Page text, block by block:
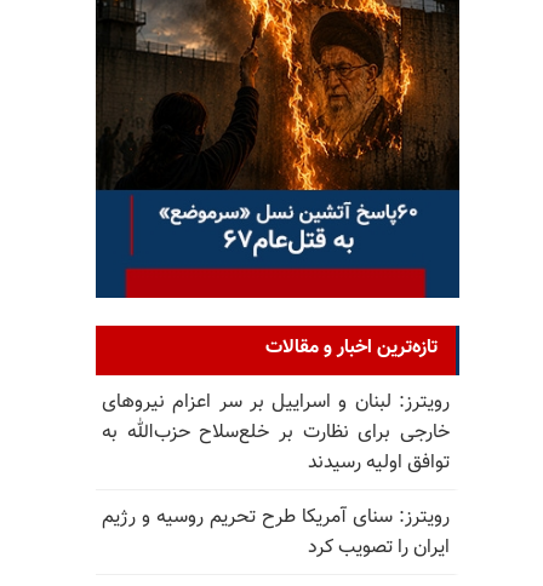
تازه‌ترین اخبار و مقالات
رویترز: لبنان و اسراییل بر سر اعزام نیروهای
خارجی برای نظارت بر خلع‌سلاح حزب‌الله به
توافق اولیه رسیدند
رویترز: سنای آمریکا طرح تحریم روسیه و رژیم
ایران را تصویب کرد